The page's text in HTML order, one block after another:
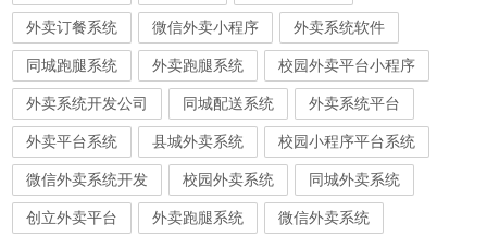
外卖订餐系统 微信外卖小程序 外卖系统软件
同城跑腿系统 外卖跑腿系统 校园外卖平台小程序
外卖系统开发公司 同城配送系统 外卖系统平台
外卖平台系统 县城外卖系统 校园小程序平台系统
微信外卖系统开发 校园外卖系统 同城外卖系统
创立外卖平台 外卖跑腿系统 微信外卖系统